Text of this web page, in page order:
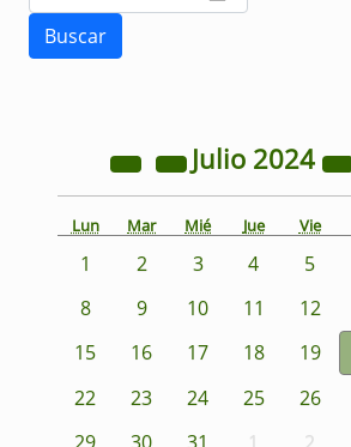
Julio 2024
Lun Mar Mié Jue Vie
1 2 3 4 5
8
9 10 11 12
15
16 17 18 19
22
23 24 25 26
29
30 31 1 2